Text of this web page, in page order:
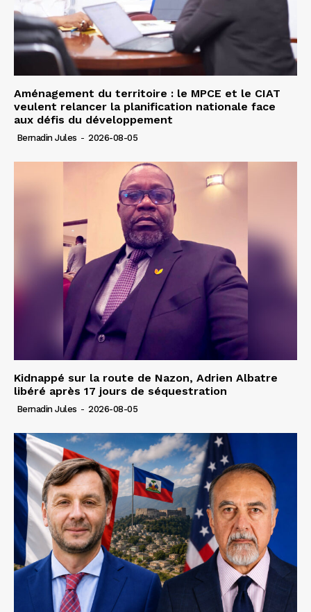
Aménagement du territoire : le MPCE et le CIAT
veulent relancer la planification nationale face
aux défis du développement
Bernadin Jules - 2026-08-05
Kidnappé sur la route de Nazon, Adrien Albatre
libéré après 17 jours de séquestration
Bernadin Jules - 2026-08-05